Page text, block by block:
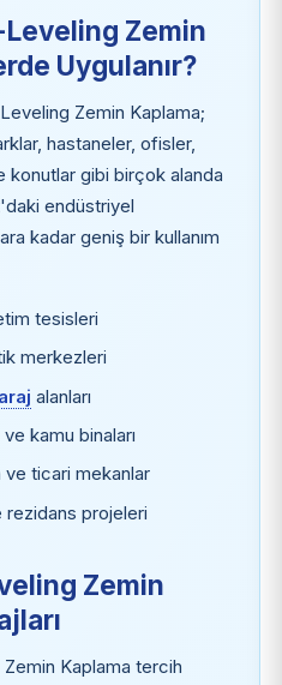
Zemin
Uygulanır?
Zemin Kaplama;
hastaneler, ofisler,
konutlar gibi birçok alanda
endüstriyel
kadar geniş bir kullanım
tesisleri
merkezleri
alanları
kamu binaları
ve ticari mekanlar
rezidans projeleri
Zemin
Kaplama tercih